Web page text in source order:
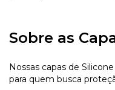
Sobre as
Nossas capas de
para quem busca